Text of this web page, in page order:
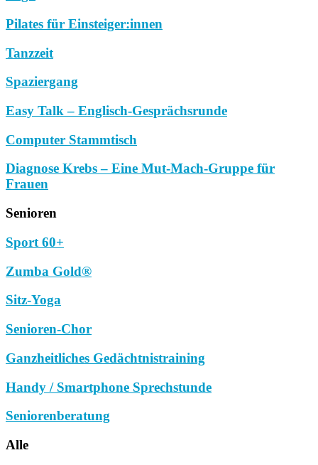
Pilates für Einsteiger:innen
Tanzzeit
Spaziergang
Easy Talk – Englisch-Gesprächsrunde
Computer Stammtisch
Diagnose Krebs – Eine Mut-Mach-Gruppe für
Frauen
Senioren
Sport 60+
Zumba Gold®
Sitz-Yoga
Senioren-Chor
Ganzheitliches Gedächtnistraining
Handy / Smartphone Sprechstunde
Seniorenberatung
Alle